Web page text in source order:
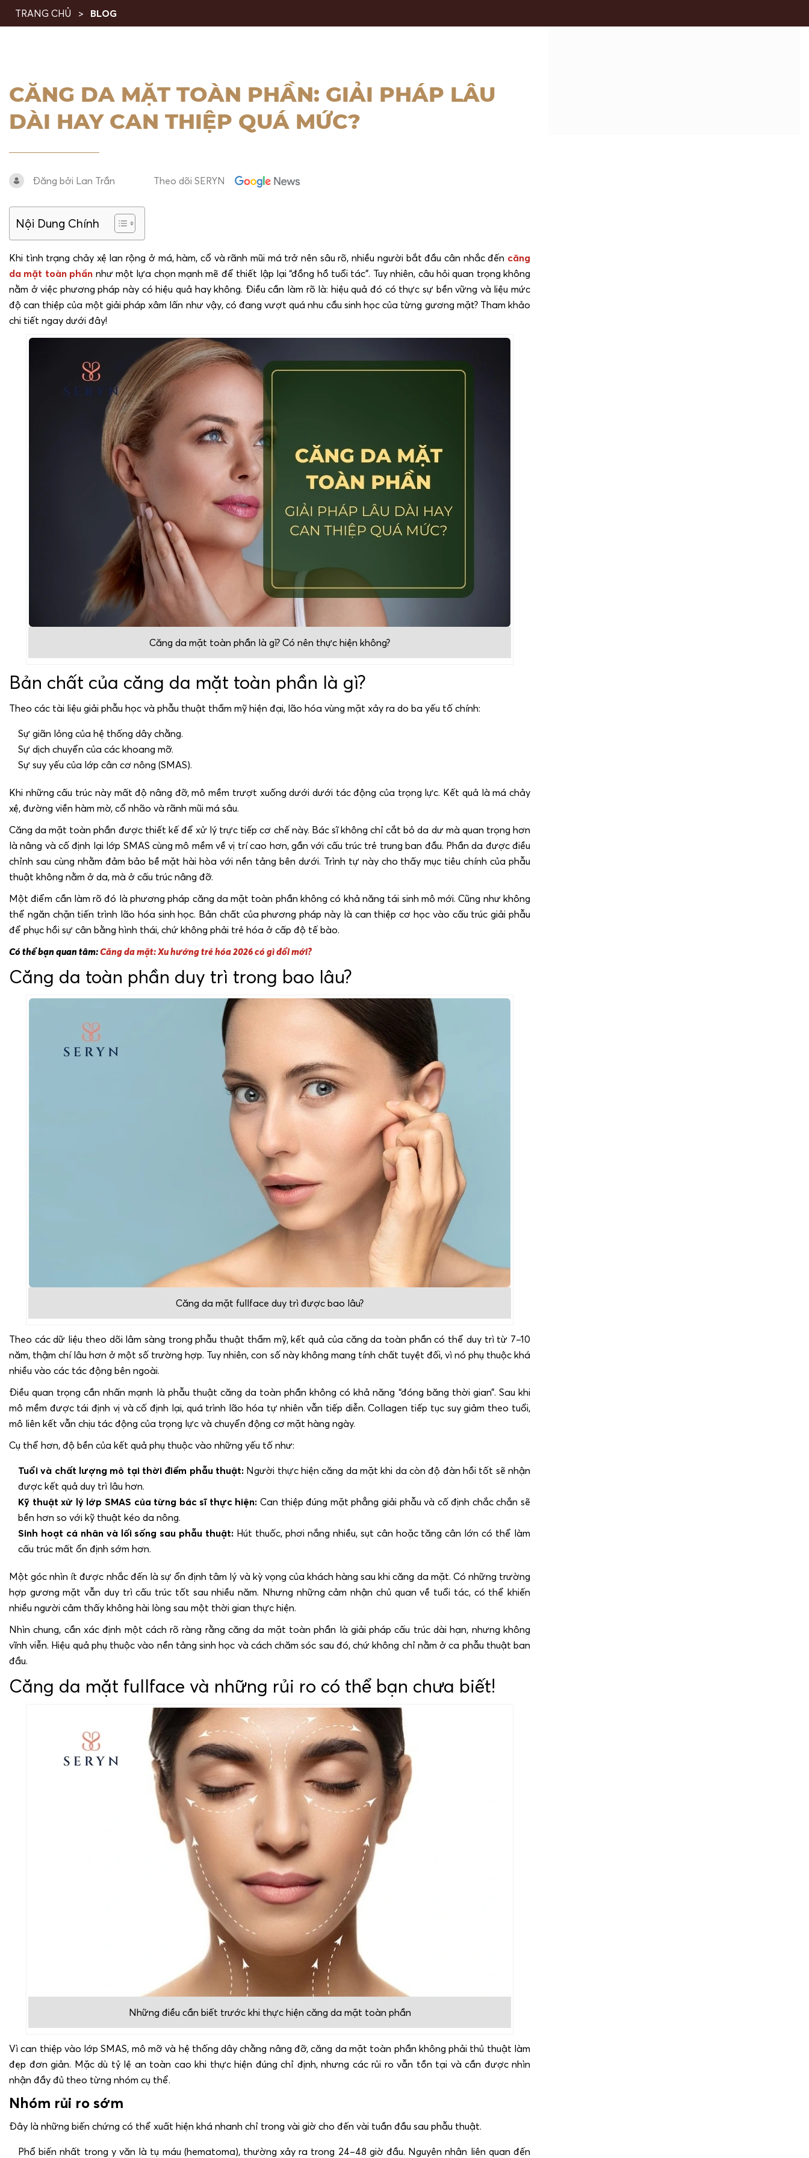
TRANG CHỦ BLOG
CĂNG DA MẶT TOÀN PHẦN: GIẢI PHÁP LÂU
DÀI HAY CAN THIỆP QUÁ MỨC?
Đăng bởi Lan Trần Theo dõi SERYN
Nội Dung Chính
Khi tình trạng chảy xệ lan rộng ở má, hàm, cổ và rãnh mũi má trở nên sâu rõ, nhiều người bắt đầu cân nhắc đến căng
da mặt toàn phần như một lựa chọn mạnh mẽ để thiết lập lại “đồng hồ tuổi tác”. Tuy nhiên, câu hỏi quan trọng không
nằm ở việc phương pháp này có hiệu quả hay không. Điều cần làm rõ là: hiệu quả đó có thực sự bền vững và liệu mức
độ can thiệp của một giải pháp xâm lấn như vậy, có đang vượt quá nhu cầu sinh học của từng gương mặt? Tham khảo
chi tiết ngay dưới đây!
Căng da mặt toàn phần là gì? Có nên thực hiện không?
Bản chất của căng da mặt toàn phần là gì?
Theo các tài liệu giải phẫu học và phẫu thuật thẩm mỹ hiện đại, lão hóa vùng mặt xảy ra do ba yếu tố chính:
Sự giãn lỏng của hệ thống dây chằng.
Sự dịch chuyển của các khoang mỡ.
Sự suy yếu của lớp cân cơ nông (SMAS).
Khi những cấu trúc này mất độ nâng đỡ, mô mềm trượt xuống dưới dưới tác động của trọng lực. Kết quả là má chảy
xệ, đường viền hàm mờ, cổ nhão và rãnh mũi má sâu.
Căng da mặt toàn phần được thiết kế để xử lý trực tiếp cơ chế này. Bác sĩ không chỉ cắt bỏ da dư mà quan trọng hơn
là nâng và cố định lại lớp SMAS cùng mô mềm về vị trí cao hơn, gần với cấu trúc trẻ trung ban đầu. Phần da được điều
chỉnh sau cùng nhằm đảm bảo bề mặt hài hòa với nền tảng bên dưới. Trình tự này cho thấy mục tiêu chính của phẫu
thuật không nằm ở da, mà ở cấu trúc nâng đỡ.
Một điểm cần làm rõ đó là phương pháp căng da mặt toàn phần không có khả năng tái sinh mô mới. Cũng như không
thể ngăn chặn tiến trình lão hóa sinh học. Bản chất của phương pháp này là can thiệp cơ học vào cấu trúc giải phẫu
để phục hồi sự cân bằng hình thái, chứ không phải trẻ hóa ở cấp độ tế bào.
Có thể bạn quan tâm:Căng da mặt: Xu hướng trẻ hóa 2026 có gì đổi mới?
Căng da toàn phần duy trì trong bao lâu?
Căng da mặt fullface duy trì được bao lâu?
Theo các dữ liệu theo dõi lâm sàng trong phẫu thuật thẩm mỹ, kết quả của căng da toàn phần có thể duy trì từ 7–10
năm, thậm chí lâu hơn ở một số trường hợp. Tuy nhiên, con số này không mang tính chất tuyệt đối, vì nó phụ thuộc khá
nhiều vào các tác động bên ngoài.
Điều quan trọng cần nhấn mạnh là phẫu thuật căng da toàn phần không có khả năng “đóng băng thời gian”. Sau khi
mô mềm được tái định vị và cố định lại, quá trình lão hóa tự nhiên vẫn tiếp diễn. Collagen tiếp tục suy giảm theo tuổi,
mô liên kết vẫn chịu tác động của trọng lực và chuyển động cơ mặt hàng ngày.
Cụ thể hơn, độ bền của kết quả phụ thuộc vào những yếu tố như:
Tuổi và chất lượng mô tại thời điểm phẫu thuật: Người thực hiện căng da mặt khi da còn độ đàn hồi tốt sẽ nhận
được kết quả duy trì lâu hơn.
Kỹ thuật xử lý lớp SMAS của từng bác sĩ thực hiện: Can thiệp đúng mặt phẳng giải phẫu và cố định chắc chắn sẽ
bền hơn so với kỹ thuật kéo da nông.
Sinh hoạt cá nhân và lối sống sau phẫu thuật: Hút thuốc, phơi nắng nhiều, sụt cân hoặc tăng cân lớn có thể làm
cấu trúc mất ổn định sớm hơn.
Một góc nhìn ít được nhắc đến là sự ổn định tâm lý và kỳ vọng của khách hàng sau khi căng da mặt. Có những trường
hợp gương mặt vẫn duy trì cấu trúc tốt sau nhiều năm. Nhưng những cảm nhận chủ quan về tuổi tác, có thể khiến
nhiều người cảm thấy không hài lòng sau một thời gian thực hiện.
Nhìn chung, cần xác định một cách rõ ràng rằng căng da mặt toàn phần là giải pháp cấu trúc dài hạn, nhưng không
vĩnh viễn. Hiệu quả phụ thuộc vào nền tảng sinh học và cách chăm sóc sau đó, chứ không chỉ nằm ở ca phẫu thuật ban
đầu.
Căng da mặt fullface và những rủi ro có thể bạn chưa biết!
Những điều cần biết trước khi thực hiện căng da mặt toàn phần
Vì can thiệp vào lớp SMAS, mô mỡ và hệ thống dây chằng nâng đỡ, căng da mặt toàn phần không phải thủ thuật làm
đẹp đơn giản. Mặc dù tỷ lệ an toàn cao khi thực hiện đúng chỉ định, nhưng các rủi ro vẫn tồn tại và cần được nhìn
nhận đầy đủ theo từng nhóm cụ thể.
Nhóm rủi ro sớm
Đây là những biến chứng có thể xuất hiện khá nhanh chỉ trong vài giờ cho đến vài tuần đầu sau phẫu thuật.
Phổ biến nhất trong y văn là tụ máu (hematoma), thường xảy ra trong 24–48 giờ đầu. Nguyên nhân liên quan đến